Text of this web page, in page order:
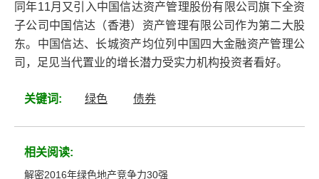
同年11月又引入中国信达资产管理股份有限公司旗下全资
子公司中国信达（香港）资产管理有限公司作为第二大股
东。中国信达、长城资产均位列中国四大金融资产管理公
司，足见当代置业的增长潜力受实力机构投资者看好。
关键词: 绿色 债券
相关阅读:
解密2016年绿色地产竞争力30强